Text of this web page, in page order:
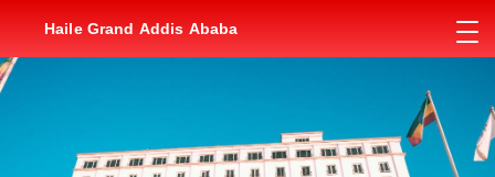
Haile Grand Addis Ababa